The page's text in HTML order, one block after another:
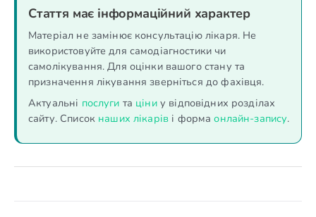
Стаття має інформаційний характер
Матеріал не замінює консультацію лікаря. Не
використовуйте для самодіагностики чи
самолікування. Для оцінки вашого стану та
призначення лікування зверніться до фахівця.
Актуальні послуги та ціниу відповідних розділах
сайту. Список наших лікарів і формаонлайн-запису.